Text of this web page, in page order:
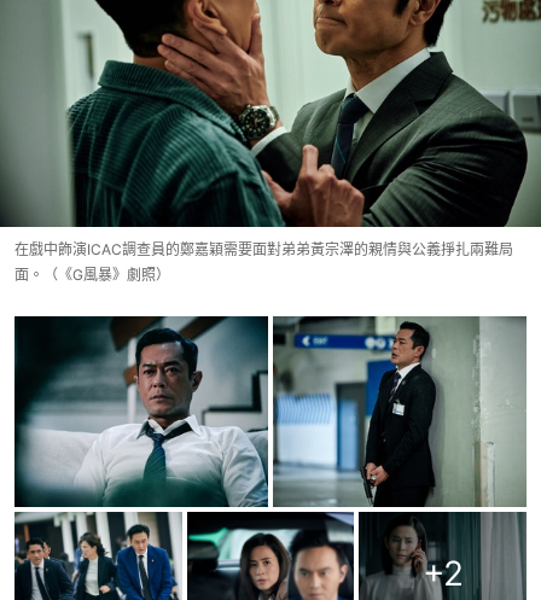
在戲中飾演ICAC調查員的鄭嘉穎需要面對弟弟黃宗澤的親情與公義掙扎兩難局
面。（《G風暴》劇照）
+2